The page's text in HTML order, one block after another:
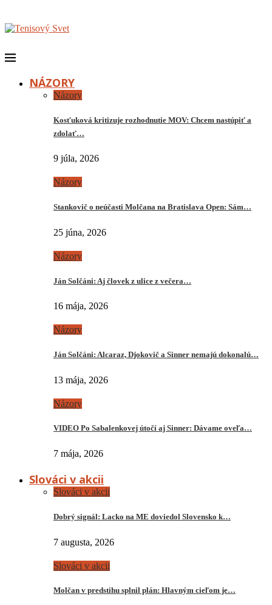
NÁZORY
Názory
Kosťuková kritizuje rozhodnutie MOV: Chcem nastúpiť a
zdolať…
9 júla, 2026
Názory
Stankovič o neúčasti Molčana na Bratislava Open: Sám…
25 júna, 2026
Názory
Ján Solčáni: Aj človek z ulice z večera…
16 mája, 2026
Názory
Ján Solčáni: Alcaraz, Djokovič a Sinner nemajú dokonalú…
13 mája, 2026
Názory
VIDEO Po Sabalenkovej útočí aj Sinner: Dávame oveľa…
7 mája, 2026
Slováci v akcii
Slováci v akcii
Dobrý signál: Lacko na ME doviedol Slovensko k…
7 augusta, 2026
Slováci v akcii
Molčan v predstihu splnil plán: Hlavným cieľom je…